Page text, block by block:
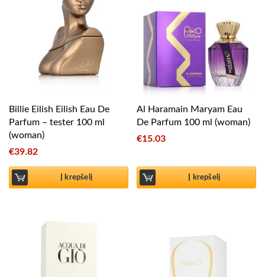
Billie Eilish Eilish Eau De
Parfum – tester 100 ml
(woman)
€39.82
Į krepšelį
Al Haramain Maryam Eau
De Parfum 100 ml (woman)
€15.03
Į krepšelį